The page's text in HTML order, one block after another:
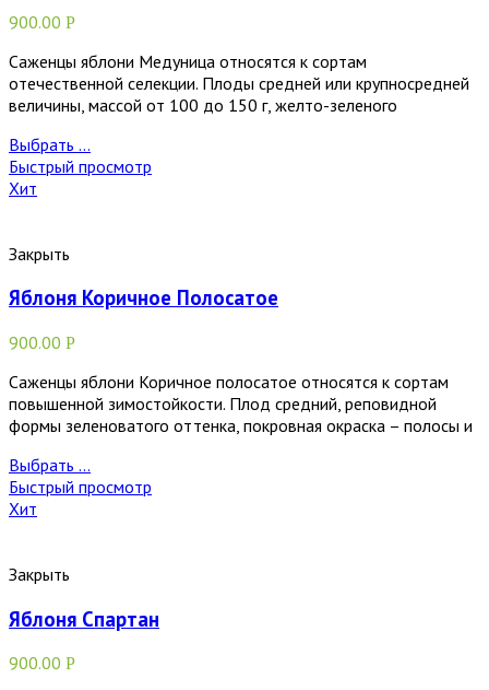
900.00 Р
Саженцы яблони Медуница относятся к сортам
отечественной селекции. Плоды средней или крупносредней
величины, массой от 100 до 150 г, желто-зеленого
Выбрать ...
Быстрый просмотр
Хит
Закрыть
Яблоня Коричное Полосатое
900.00 Р
Саженцы яблони Коричное полосатое относятся к сортам
повышенной зимостойкости. Плод средний, реповидной
формы зеленоватого оттенка, покровная окраска – полосы и
Выбрать ...
Быстрый просмотр
Хит
Закрыть
Яблоня Спартан
900.00 Р